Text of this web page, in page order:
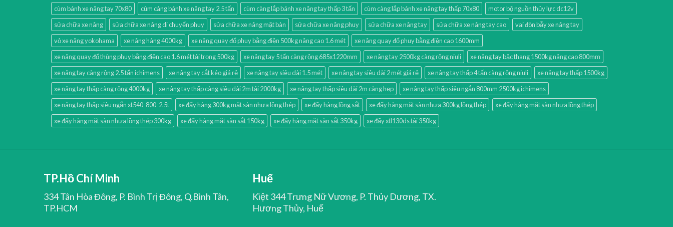
cùm bánh xe nâng tay 70x80
cùm càng bánh xe nâng tay 2.5 tấn cùm càng lắp bánh xe nâng tay thấp 3 tấn cùm càng lắp bánh xe nâng tay thấp 70x80
motor bộ nguồn thủy lực dc12v
sửa chữa xe nâng
sửa chữa xe nâng di chuyển phuy sửa chữa xe nâng mặt bàn sửa chữa xe nâng phuy sửa chữa xe nâng tay sửa chữa xe nâng tay cao
vai đòn bẫy xe nâng tay
vỏ xe nâng yokohama
xe nâng hàng 4000kg xe nâng quay đổ phuy bằng điện 500kg nâng cao 1.6 mét
xe nâng quay đổ phuy bằng điện cao 1600mm
xe nâng quay đổ thùng phuy bằng điện cao 1.6 mét tải trọng 500kg
xe nâng tay 5 tấn càng rộng 685x1220mm xe nâng tay 2500kg càng rộng niuli
xe nâng tay bậc thang 1500kg nâng cao 800mm
xe nâng tay càng rộng 2.5 tấn ichimens
xe nâng tay cắt kéo giá rẻ xe nâng tay siêu dài 1.5 mét xe nâng tay siêu dài 2 mét giá rẻ xe nâng tay thấp 4 tấn càng rộng niuli
xe nâng tay thấp 1500kg
xe nâng tay thấp càng rộng 4000kg
xe nâng tay thấp càng siêu dài 2m tải 2000kg xe nâng tay thấp siêu dài 2m càng hẹp
xe nâng tay thấp siêu ngắn 800mm 2500kg ichimens
xe nâng tay thấp siêu ngắn xt540-800-2.5t
xe đẩy hàng 300kg mặt sàn nhựa lồng thép xe đẩy hàng lồng sắt xe đẩy hàng mặt sàn nhựa 300kg lồng thép
xe đẩy hàng mặt sàn nhựa lồng thép
xe đẩy hàng mặt sàn nhựa lồng thép 300kg
xe đẩy hàng mặt sàn sắt 150kg xe đẩy hàng mặt sàn sắt 350kg xe đẩy xtl130ds tải 350kg
TP.Hồ Chí Minh
334 Tân Hòa Đông, P. Bình Trị Đông, Q.Bình Tân,
TP.HCM
Huế
Kiệt 344 Trưng Nữ Vương, P. Thủy Dương, TX.
Hương Thủy, Huế